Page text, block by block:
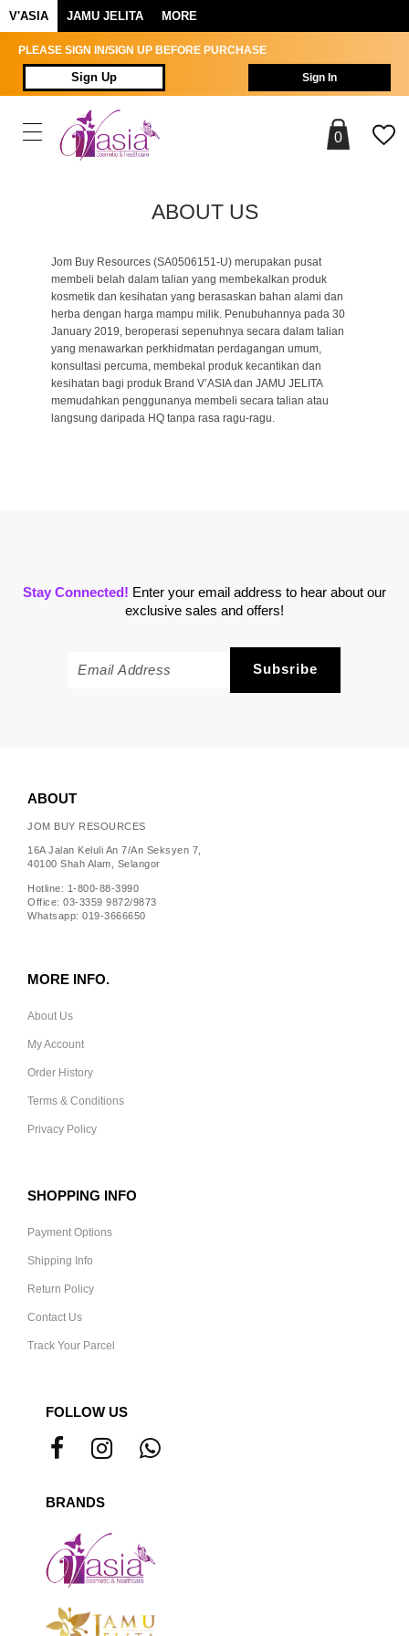
V'ASIA JAMU JELITA MORE
PLEASE SIGN IN/SIGN UP BEFORE PURCHASE
Sign Up Sign In
0
ABOUT US
Jom Buy Resources (SA0506151-U) merupakan pusat
membeli belah dalam talian yang membekalkan produk
kosmetik dan kesihatan yang berasaskan bahan alami dan
herba dengan harga mampu milik. Penubuhannya pada 30
January 2019, beroperasi sepenuhnya secara dalam talian
yang menawarkan perkhidmatan perdagangan umum,
konsultasi percuma, membekal produk kecantikan dan
kesihatan bagi produk Brand V’ASIA dan JAMU JELITA
memudahkan penggunanya membeli secara talian atau
langsung daripada HQ tanpa rasa ragu-ragu.
Stay Connected! Enter your email address to hear about our
exclusive sales and offers!
ABOUT
JOM BUY RESOURCES
16A Jalan Keluli An 7/An Seksyen 7,
40100 Shah Alam, Selangor
Hotline: 1-800-88-3990
Office: 03-3359 9872/9873
Whatsapp: 019-3666650
MORE INFO.
About Us
My Account
Order History
Terms & Conditions
Privacy Policy
SHOPPING INFO
Payment Options
Shipping Info
Return Policy
Contact Us
Track Your Parcel
FOLLOW US
BRANDS